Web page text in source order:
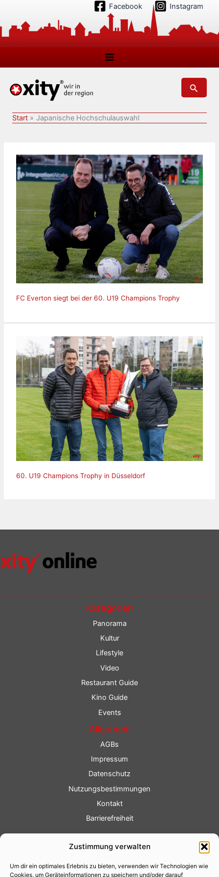
Zustimmung verwalten
Um dir ein optimales Erlebnis zu bieten, verwenden wir Technologien wie
Cookies, um Geräteinformationen zu speichern und/oder darauf
springen
Facebook Instagram
Suchen
Start Japanische Hochschulauswahl
FC Everton siegt bei der 60. U19 Champions Trophy
60. U19 Champions Trophy in Düsseldorf
Kategorien
Panorama
Kultur
Lifestyle
Video
Restaurant Guide
Kino Guide
Events
Allgemein
AGBs
Impressum
Datenschutz
Nutzungsbestimmungen
Kontakt
Barrierefreiheit
Fotoservice
Videoservice